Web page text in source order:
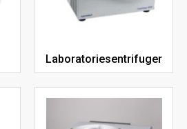
Laboratoriesentrifuger